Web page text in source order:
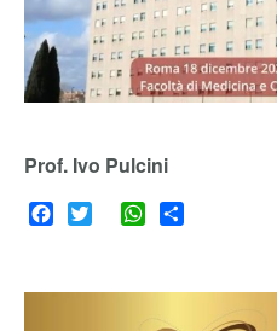
Prof. Ivo Pulcini